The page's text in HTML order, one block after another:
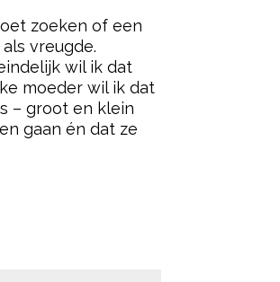
zoeken of een
vreugde.
wil ik dat
moeder wil ik dat
– groot en klein
gaan én dat ze